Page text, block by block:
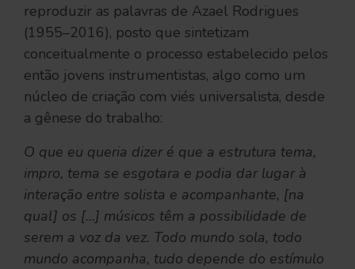
reproduzir as palavras de Azael Rodrigues
(1955–2016), posto que sintetizam
conceitualmente o processo estabelecido pelos
então jovens instrumentistas, algo como um
núcleo de criação com viés universalista, desde
a gênese do trabalho:
O que eu queria dizer é que a estrutura tema,
impro, tema se esgotara e podia dar lugar à
interação entre solista e acompanhante, [na
qual] os […] músicos têm a possibilidade de
serem a voz da vez. Todo mundo sola, todo
mundo acompanha, tudo depende do estímulo